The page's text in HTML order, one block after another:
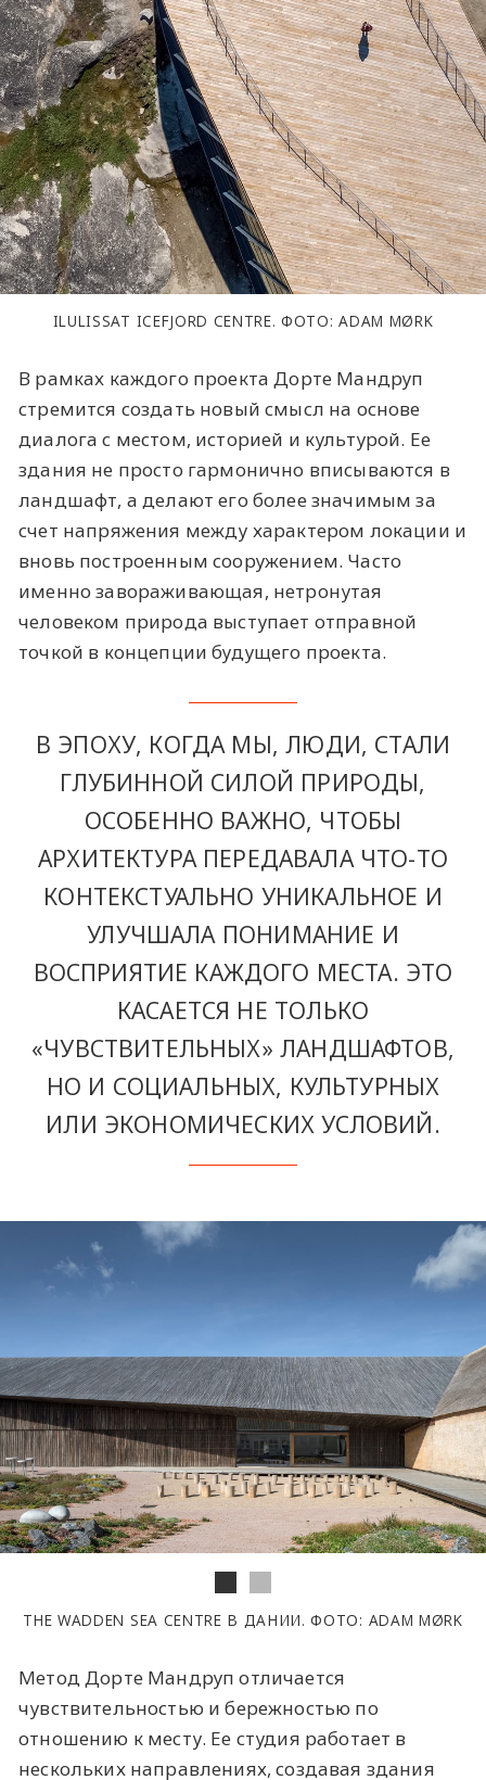
ILULISSAT ICEFJORD CENTRE. ФОТО: ADAM MØRK
В рамках каждого проекта Дорте Мандруп
стремится создать новый смысл на основе
диалога с местом, историей и культурой. Ее
здания не просто гармонично вписываются в
ландшафт, а делают его более значимым за
счет напряжения между характером локации и
вновь построенным сооружением. Часто
именно завораживающая, нетронутая
человеком природа выступает отправной
точкой в концепции будущего проекта.
В ЭПОХУ, КОГДА МЫ, ЛЮДИ, СТАЛИ
ГЛУБИННОЙ СИЛОЙ ПРИРОДЫ,
ОСОБЕННО ВАЖНО, ЧТОБЫ
АРХИТЕКТУРА ПЕРЕДАВАЛА ЧТО-ТО
КОНТЕКСТУАЛЬНО УНИКАЛЬНОЕ И
УЛУЧШАЛА ПОНИМАНИЕ И
ВОСПРИЯТИЕ КАЖДОГО МЕСТА. ЭТО
КАСАЕТСЯ НЕ ТОЛЬКО
«ЧУВСТВИТЕЛЬНЫХ» ЛАНДШАФТОВ,
НО И СОЦИАЛЬНЫХ, КУЛЬТУРНЫХ
ИЛИ ЭКОНОМИЧЕСКИХ УСЛОВИЙ.
THE WADDEN SEA CENTRE В ДАНИИ. ФОТО: ADAM MØRK
Метод Дорте Мандруп отличается
чувствительностью и бережностью по
отношению к месту. Ее студия работает в
нескольких направлениях, создавая здания